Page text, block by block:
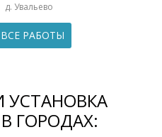
д. Увальево
РАБОТЫ
УСТАНОВКА
ГОРОДАХ: